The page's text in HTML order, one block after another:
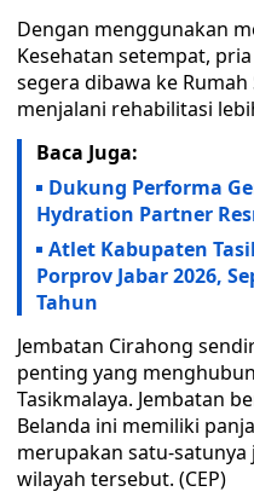
Dengan menggunakan
Kesehatan setempat,
segera dibawa ke Rumah
menjalani rehabilitasi
Baca Juga:
Dukung Performa
Hydration Partner
Atlet Kabupaten
Porprov Jabar 2026,
Tahun
Jembatan Cirahong
penting yang
Tasikmalaya. Jembatan
Belanda ini memiliki
merupakan satu-
wilayah tersebut. (CEP)